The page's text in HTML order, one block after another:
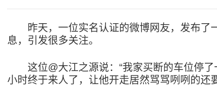
昨天，一位实名认证的微博网友，发布了
息，引发很多关注。
这位@大江之源说：“我家买断的车位停了
小时终于来人了，让他开走居然骂骂咧咧的还